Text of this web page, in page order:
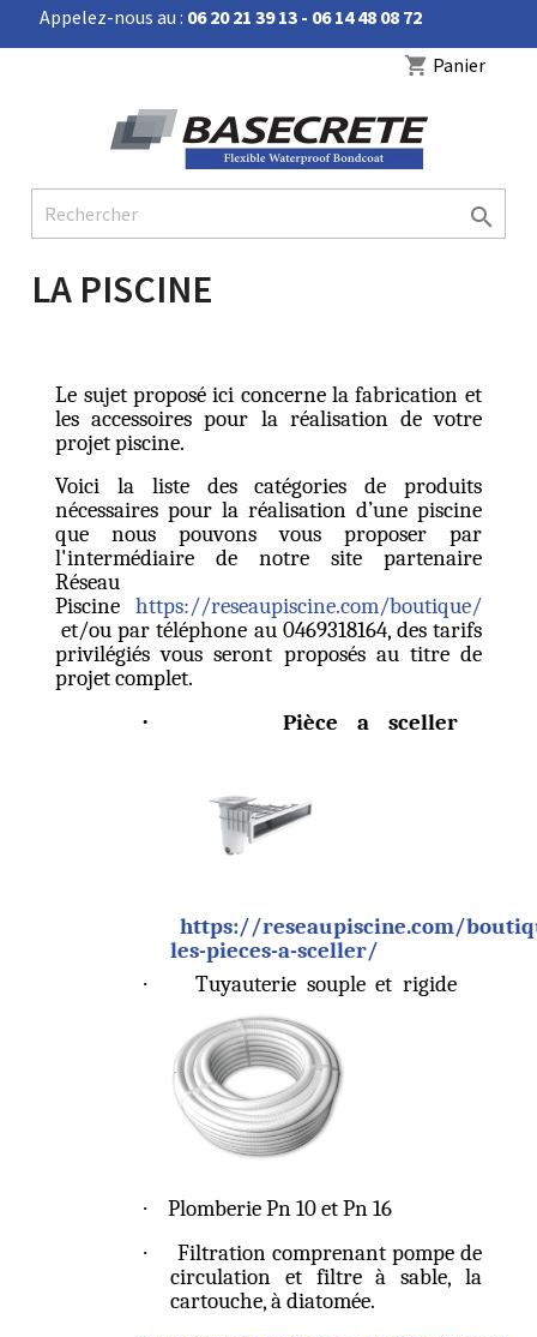
Appelez-nous au : 06 20 21 39 13 - 06 14 48 08 72
shopping_cart Panier

LA PISCINE
Le sujet proposé ici concerne la fabrication et
les accessoires pour la réalisation de votre
projet piscine.
Voici la liste des catégories de produits
nécessaires pour la réalisation d’une piscine
que nous pouvons vous proposer par
l'intermédiaire de notre site partenaire
Réseau
Piscine https://reseaupiscine.com/boutique/
et/ou par téléphone au 0469318164, des tarifs
privilégiés vous seront proposés au titre de
projet complet.
· Pièce a sceller
https://reseaupiscine.com/
les-pieces-a-sceller/
· Tuyauterie souple et rigide
· Plomberie Pn 10 et Pn 16
·
Filtration comprenant pompe de
circulation et filtre à sable, la
cartouche, à diatomée.